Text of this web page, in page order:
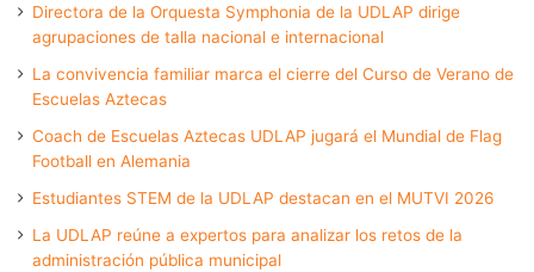
Directora de la Orquesta Symphonia de la UDLAP dirige
agrupaciones de talla nacional e internacional
La convivencia familiar marca el cierre del Curso de Verano de
Escuelas Aztecas
Coach de Escuelas Aztecas UDLAP jugará el Mundial de Flag
Football en Alemania
Estudiantes STEM de la UDLAP destacan en el MUTVI 2026
La UDLAP reúne a expertos para analizar los retos de la
administración pública municipal